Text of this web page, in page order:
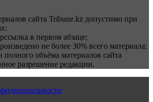
сайта Tribune.kz допустимо при
в первом абзаце;
не более 30% всего материала;
объёма материалов сайта
разрешение редакции.